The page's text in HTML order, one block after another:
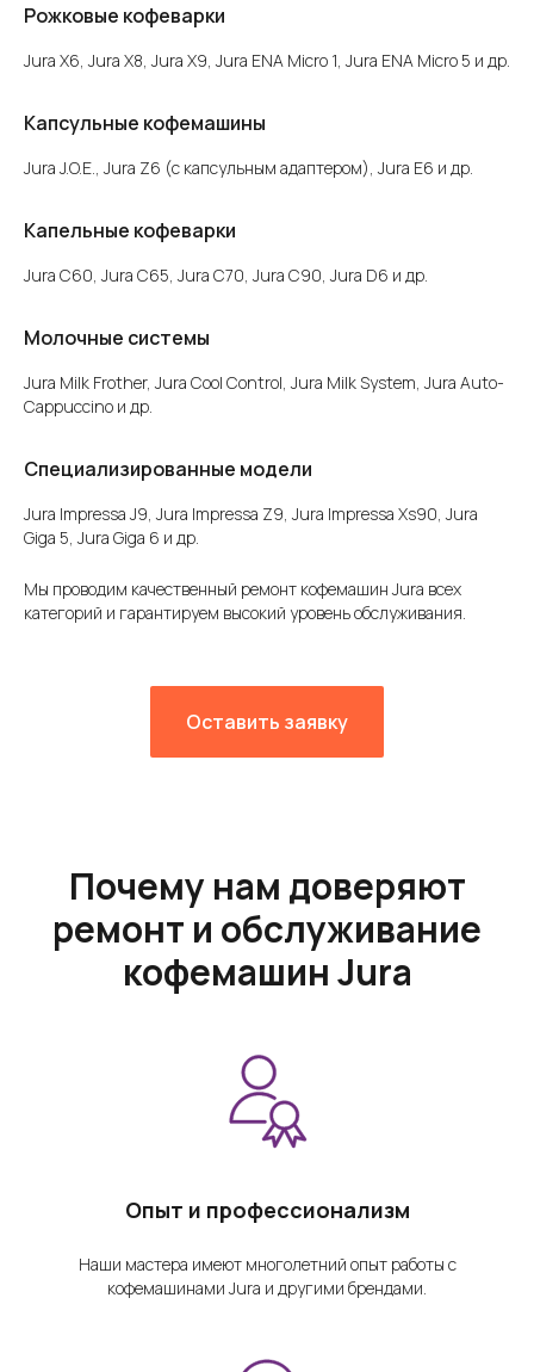
Рожковые кофеварки
Jura X6, Jura X8, Jura X9, Jura ENA Micro 1, Jura ENA Micro 5 и др.
Капсульные кофемашины
Jura J.O.E., Jura Z6 (с капсульным адаптером), Jura E6 и др.
Капельные кофеварки
Jura C60, Jura C65, Jura C70, Jura C90, Jura D6 и др.
Молочные системы
Jura Milk Frother, Jura Cool Control, Jura Milk System, Jura Auto-
Cappuccino и др.
Специализированные модели
Jura Impressa J9, Jura Impressa Z9, Jura Impressa Xs90, Jura
Giga 5, Jura Giga 6 и др.
Мы проводим качественный ремонт кофемашин Jura всех
категорий и гарантируем высокий уровень обслуживания.
Оставить заявку
Почему нам доверяют
ремонт и обслуживание
кофемашин Jura
Опыт и профессионализм
Наши мастера имеют многолетний опыт работы с
кофемашинами Jura и другими брендами.